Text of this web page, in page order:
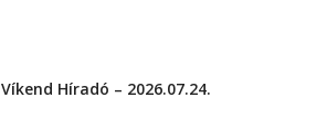
Víkend Híradó – 2026.07.24.